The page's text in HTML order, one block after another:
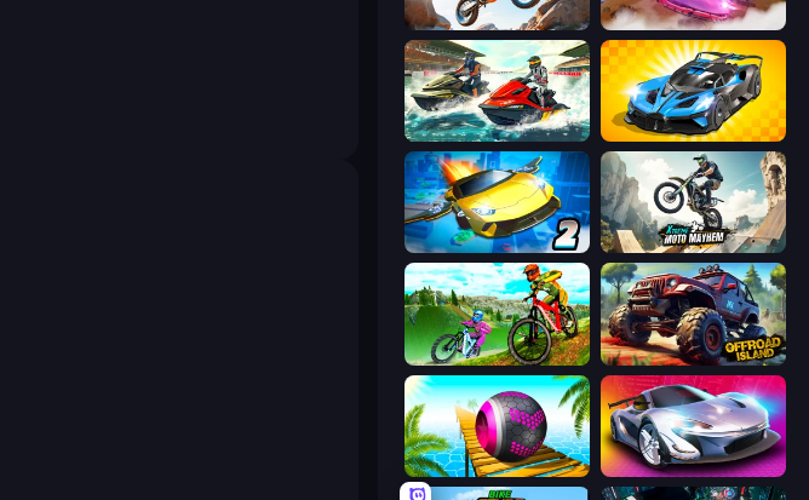
Trial Mania Ultimate Flying Car
Jetski Race GT Cars Mega Ramps
Ultimate Flying Car 2 Xtreme Moto Mayhem
MX Offroad Master Offroad Island
Rolling Balls Sea Race Grand Cyber City